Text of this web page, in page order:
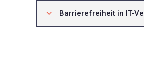
3 Barrierefreiheit in IT-